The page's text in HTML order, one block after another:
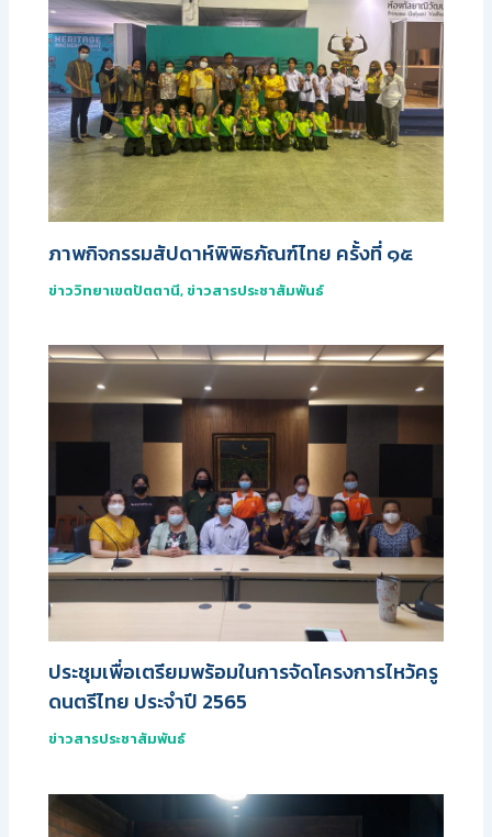
ภาพกิจกรรมสัปดาห์พิพิธภัณฑ์ไทย ครั้งที่ ๑๕
ข่าววิทยาเขตปัตตานี, ข่าวสารประชาสัมพันธ์
ประชุมเพื่อเตรียมพร้อมในการจัดโครงการไหว้ครู
ดนตรีไทย ประจำปี 2565
ข่าวสารประชาสัมพันธ์